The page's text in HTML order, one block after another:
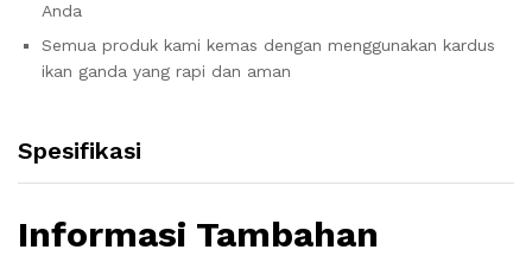
Anda
Semua produk kami kemas dengan menggunakan kardus
ikan ganda yang rapi dan aman
Spesifikasi
Informasi Tambahan